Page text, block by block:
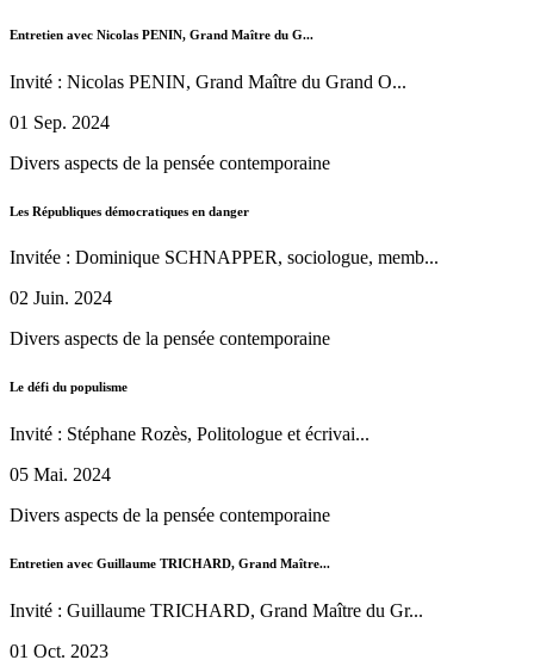
Entretien avec Nicolas PENIN, Grand Maître du G...
Invité : Nicolas PENIN, Grand Maître du Grand O...
01 Sep. 2024
Divers aspects de la pensée contemporaine
Les Républiques démocratiques en danger
Invitée : Dominique SCHNAPPER, sociologue, memb...
02 Juin. 2024
Divers aspects de la pensée contemporaine
Le défi du populisme
Invité : Stéphane Rozès, Politologue et écrivai...
05 Mai. 2024
Divers aspects de la pensée contemporaine
Entretien avec Guillaume TRICHARD, Grand Maître...
Invité : Guillaume TRICHARD, Grand Maître du Gr...
01 Oct. 2023